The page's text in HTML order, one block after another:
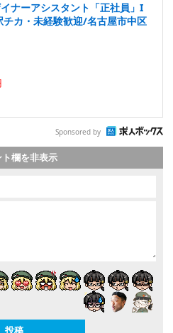
ナーアシスタント「正社員」I
カ・未経験歓迎/名古屋市中区
Sponsored by
ト欄を非表示